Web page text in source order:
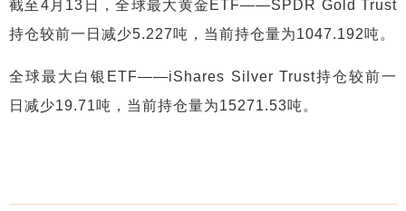
截至4月13日，全球最大黄金ETF——SPDR Gold Trust
持仓较前一日减少5.227吨，当前持仓量为1047.192吨。
全球最大白银ETF——iShares Silver Trust持仓较前一
日减少19.71吨，当前持仓量为15271.53吨。